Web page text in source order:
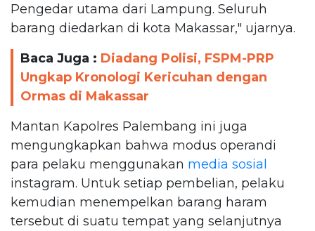
Pengedar utama dari Lampung. Seluruh
barang diedarkan di kota Makassar," ujarnya.
Baca Juga : Diadang Polisi, FSPM-PRP
Ungkap Kronologi Kericuhan dengan
Ormas di Makassar
Mantan Kapolres Palembang ini juga
mengungkapkan bahwa modus operandi
para pelaku menggunakan media sosial
instagram. Untuk setiap pembelian, pelaku
kemudian menempelkan barang haram
tersebut di suatu tempat yang selanjutnya